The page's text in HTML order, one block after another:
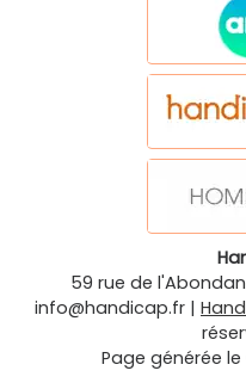
59 rue de
info@handicap.fr |
Page générée le